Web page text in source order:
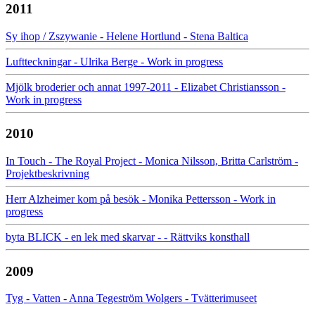
2011
Sy ihop / Zszywanie - Helene Hortlund - Stena Baltica
Luftteckningar - Ulrika Berge - Work in progress
Mjölk broderier och annat 1997-2011 - Elizabet Christiansson -
Work in progress
2010
In Touch - The Royal Project - Monica Nilsson, Britta Carlström -
Projektbeskrivning
Herr Alzheimer kom på besök - Monika Pettersson - Work in
progress
byta BLICK - en lek med skarvar - - Rättviks konsthall
2009
Tyg - Vatten - Anna Tegeström Wolgers - Tvätterimuseet